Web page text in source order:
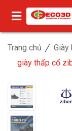
Trang chủ Giày
giày thấp cổ